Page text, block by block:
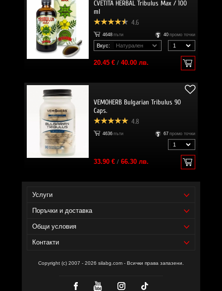
CVETITA HERBAL Tribulus Max / 100
ml
4.6
4648 пъти 40 промо точки
Вкус:
20.45 €/ 40.00 лв.
VEMOHERB Bulgarian Tribulus 90
Caps.
4.8
4636 пъти 67 промо точки
33.90 €/ 66.30 лв.
Услуги
Поръчки и доставка
Общи условия
Контакти
Copyright (c) 2007 - 2026 silabg.com - Всички права запазени.